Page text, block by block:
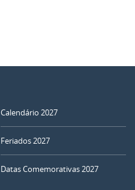
Calendário 2027
Feriados 2027
Datas Comemorativas 2027